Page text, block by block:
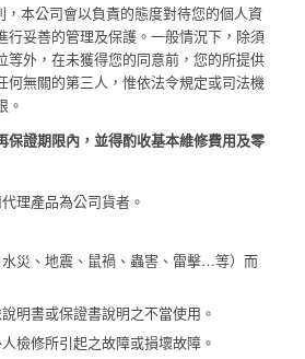
本公司會以負責的態度對待您的個人資
行妥善的管理及保護。一般情況下，除須
等外，在未獲得您的同意前，您的所提供
何無關的第三人，惟依法令規定或司法機
。
保證期限內，並得酌收基本維修費用及零
理產品為公司貨者。
災、地震、鼠禍、蟲害、雷擊…等）而
明書或保證書說明之不當使用。
檢修所引起之故障或損壞故障。